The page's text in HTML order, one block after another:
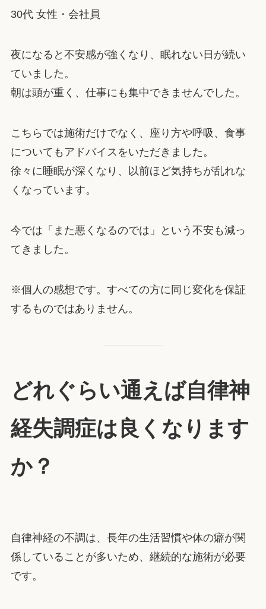
30代 女性・会社員
夜になると不安感が強くなり、眠れない日が続い
ていました。
朝は頭が重く、仕事にも集中できませんでした。
こちらでは施術だけでなく、座り方や呼吸、食事
についてもアドバイスをいただきました。
徐々に睡眠が深くなり、以前ほど気持ちが乱れな
くなっています。
今では「また悪くなるのでは」という不安も減っ
てきました。
※個人の感想です。すべての方に同じ変化を保証
するものではありません。
どれぐらい通えば自律神
経失調症は良くなります
か？
自律神経の不調は、長年の生活習慣や体の癖が関
係していることが多いため、継続的な施術が必要
です。